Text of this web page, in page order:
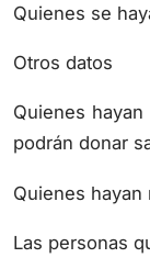
Quienes se
Otros datos
Quienes
podrán donar
Quienes
Las personas